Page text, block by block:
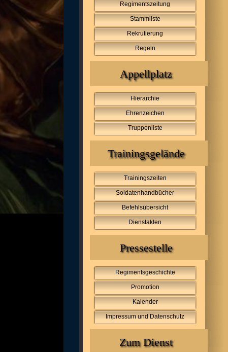
Regimentszeitung
Stammliste
Rekrutierung
Regeln
Appellplatz
Hierarchie
Ehrenzeichen
Truppenliste
Trainingsgelände
Trainingszeiten
Soldatenhandbücher
Befehlsübersicht
Dienstakten
Pressestelle
Regimentsgeschichte
Promotion
Kalender
Impressum und Datenschutz
Zum Dienst